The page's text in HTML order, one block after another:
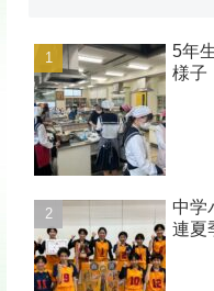
5年
様子
中
連夏